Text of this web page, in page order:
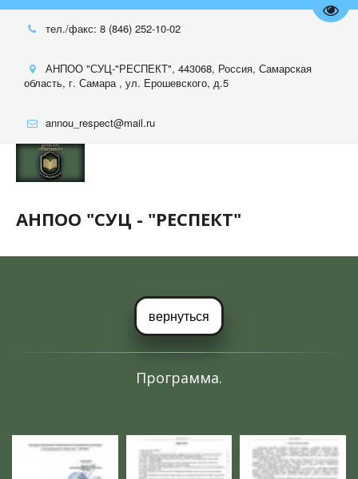
тел./факс: 8 (846) 252-10-02
АНПОО "СУЦ-"РЕСПЕКТ", 443068, Россия, Самарская
область, г. Самара , ул. Ерошевского, д.5
annou_respect@mail.ru
АНПОО "СУЦ - "РЕСПЕКТ"
вернуться
Программа.